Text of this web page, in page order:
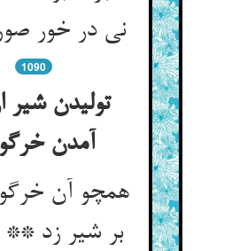
نی در خور
1090
تولیدن شیر
همچو آن
بر شیر زد **